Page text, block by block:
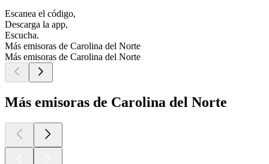
Escanea el código,
Descarga la app,
Escucha.
Más emisoras de Carolina del Norte
Más emisoras de Carolina del Norte
Más emisoras de Carolina del Norte